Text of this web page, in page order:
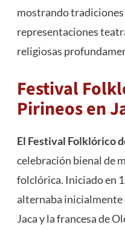
mostrando tradiciones
representaciones
religiosas
Festival
Pirineos en
El Festival Folklórico
celebración bienal de
folclórica. Iniciado en
alternaba inicialmente
Jaca y la francesa de